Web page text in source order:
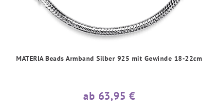
MATERIA Beads Armband Silber 925 mit Gewinde 18-22cm
ab 63,95 €